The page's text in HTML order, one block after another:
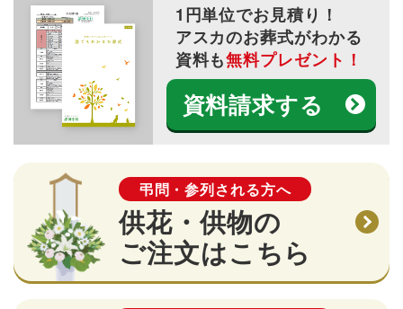
1円単位でお見積り！
アスカのお葬式がわかる
資料も無料プレゼント！
資料請求する
弔問・参列される方へ
供花・供物の
ご注文はこちら